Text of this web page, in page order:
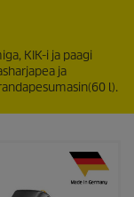
KIK-i ja paagi
ja
l).